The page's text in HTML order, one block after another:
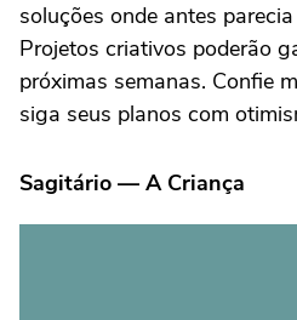
soluções onde antes
Projetos criativos poderão
próximas semanas. Confie
siga seus planos com
Sagitário — A Criança